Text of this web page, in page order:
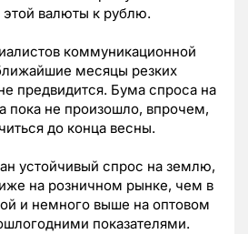
этой валюты к рублю.
коммуникационной
месяцы резких
предвидится. Бума спроса на
пока не произошло, впрочем,
до конца весны.
устойчивый спрос на землю,
на розничном рынке, чем в
и немного выше на оптовом
показателями.